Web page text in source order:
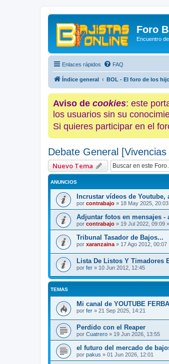
Foro
Encuentro
Enlaces rápidos FAQ
Índice general BOL - El foro de los
Aviso de cookies: este
los usuarios sin su
Si quieres participar en el
Debate General
Nuevo Tema
ANUNCIOS
Incrustar vídeos de
por contrabajo » 18 May 2025, 20:03
Adjuntar fotos en mensajes -
por contrabajo » 19 Jul 2022, 09:09
Tribunal Tasador de Bajos...
por xaranzaina » 17 Ago 2012, 00:07
Lista De Listos Y Timadores
por fer » 10 Jun 2012, 12:45
TEMAS
Mi canal de YOUTUBE
por fer » 21 Sep 2025, 14:21
Perdido con el Reaper
por Cuatrero » 19 Jun 2026, 13:55
el futuro del mercado de
por pakus » 01 Jun 2026, 12:01